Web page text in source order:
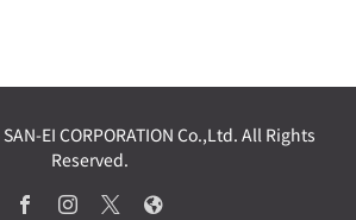
EI CORPORATION Co.,Ltd. All Rights
Reserved.
FacebookInstagram Web